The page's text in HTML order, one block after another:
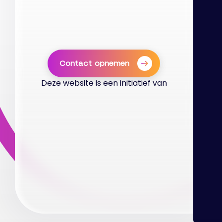
Contact opnemen
Deze website is een initiatief van